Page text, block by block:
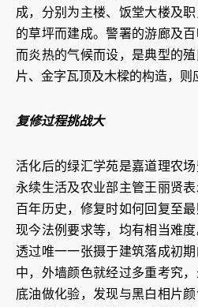
成，分别为主楼、饭堂大楼及
的草坪而建成。警署的游廊及
而炎热的气候而设，是典型的
片、金字瓦顶及木樑的构造，则
复修过程挑战大
活化后的绿汇学苑是嘉道理农
永续生活及农业部主管王丽贤
百年历史，修复时如何回复至
现今法例要求等，均有相当难
透过唯一一张摄于建筑落成初
中，外墙颜色就经过多重考究
底油做化验，发现与黑白相片